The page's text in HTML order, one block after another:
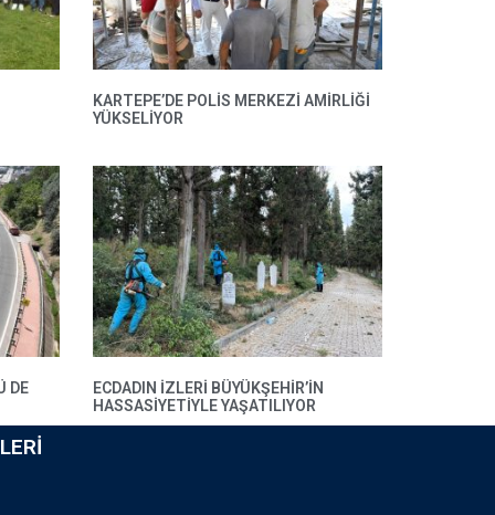
KARTEPE’DE POLIS MERKEZI AMIRLIĞI
YÜKSELIYOR
DE
ECDADIN IZLERI BÜYÜKŞEHIR’IN
HASSASIYETIYLE YAŞATILIYOR